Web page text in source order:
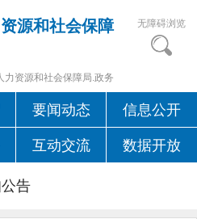
源和社会保障
力资源和社会保障局.政务
无障碍浏览
要闻动态 信息公开
互动交流 数据开放
告